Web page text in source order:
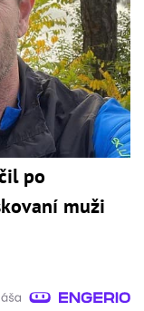
po
muži